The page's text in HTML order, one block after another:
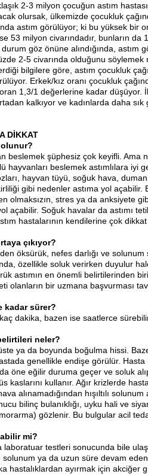
2-3 milyon çocuğun astım
olursak, ülkemizde çocukluk
astım görülüyor; ki bu yüksek bir
53 milyon civarındadır, bunların da
durum göz önüne alındığında, astım
2-5 civarında olduğunu söylemek
bilgilere göre, astım çocukluk
Erkek/kız oranı çocukluk
1,3/1 değerlerine kadar düşüyor.
kalkıyor ve kadınlarda daha sık
DİKKAT
olunur?
beslemek şüphesiz çok keyifli. Ama
hayvanları beslemek astımlılara iyi
hayvan tüyü, soğuk hava,
gibi nedenler astıma yol açabilir.
olmaksızın, stres ya da anksiyete
açabilir. Soğuk havalar da astımı
hastalarının kendilerine çok
çıkıyor?
öksürük, nefes darlığı ve solunum
özellikle soluk verirken duyulur
astımın en önemli belirtilerinden
olanların bir uzmana başvurması
kadar sürer?
dakika, bazen ise saatlerce
neler?
ya da boyunda boğulma hissi.
genellikle endişe görülür. Hasta
öne eğilir duruma geçer ve soluk
kaslarını kullanır. Ağır krizlerde
alınamadığından hışıltılı solunum
bilinç bulanıklığı, uyku hali ve
gözlenir. Bu bulgular acil
mi?
laboratuar testleri sonucunda bile
solunum ya da uzun süre devam
hastalıklardan ayırmak için akciğer